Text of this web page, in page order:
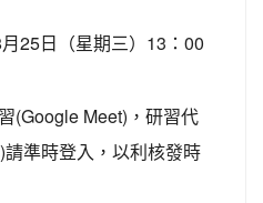
25日（星期三）13：00
(Google Meet)，研習代
準時登入，以利核發時